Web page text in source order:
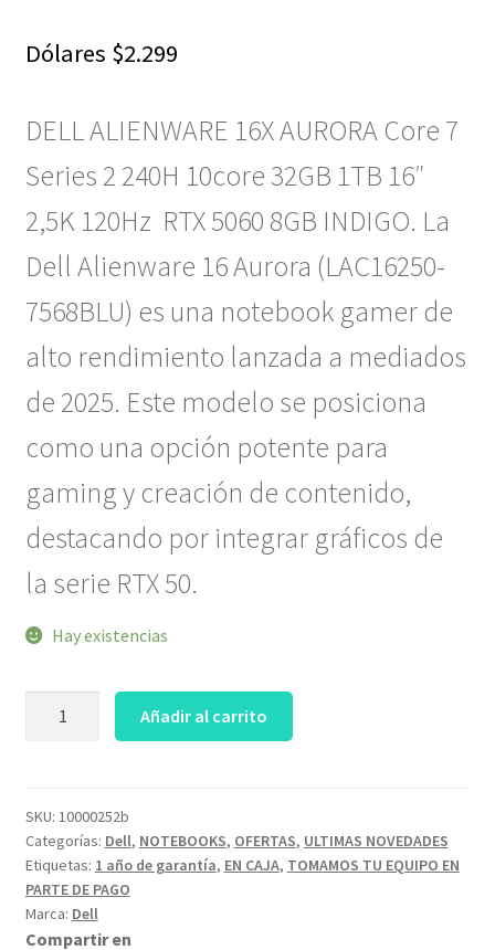
Dólares $2.299
DELL ALIENWARE 16X AURORA Core 7
Series 2 240H 10core 32GB 1TB 16″
2,5K 120Hz RTX 5060 8GB INDIGO. La
Dell Alienware 16 Aurora (LAC16250-
7568BLU) es una notebook gamer de
alto rendimiento lanzada a mediados
de 2025. Este modelo se posiciona
como una opción potente para
gaming y creación de contenido,
destacando por integrar gráficos de
la serie RTX 50.
Hay existencias
ALIENWARE
Core
7
Series
2
240H
Añadir al carrito
SKU: 10000252b
Categorías: Dell, NOTEBOOKS, OFERTAS, ULTIMAS NOVEDADES
Etiquetas: 1 año de garantía, EN CAJA, TOMAMOS TU EQUIPO EN
PARTE DE PAGO
Marca: Dell
Compartir en